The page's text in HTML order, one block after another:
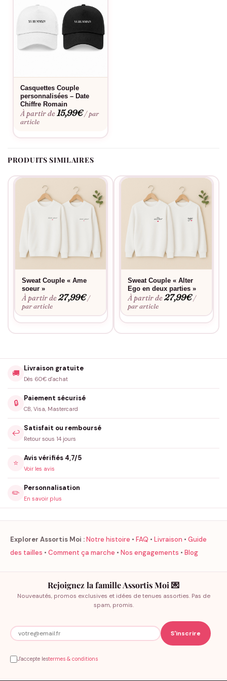
partenaire. Choisissez vos couleurs préférées et faites de ces
casquettes une part régulière de votre garde-robe de couple.
Laissez ces casquettes être un rappel constant de votre
amour unique et partagé.
Casquettes Couple
personnalisées – Date
Chiffre Romain
À partir de15,99€ / par
article
PRODUITS SIMILAIRES
Sweat Couple « Ame
soeur »
À partir de27,99€ /
par article
Sweat Couple « Alter
Ego en deux parties »
À partir de27,99€ /
par article
🚚
Livraison gratuite
Dès 60€ d'achat
🔒
Paiement sécurisé
CB, Visa, Mastercard
↩️
Satisfait ou remboursé
Retour sous 14 jours
⭐
Avis vérifiés 4,7/5
Voir les avis
✏️
Personnalisation
En savoir plus
Explorer Assortis Moi :Notre histoire • FAQ • Livraison • Guide
des tailles • Comment ça marche • Nos engagements • Blog
Rejoignez la famille Assortis Moi 💌
Nouveautés, promos exclusives et idées de tenues assorties. Pas de
spam, promis.
J'accepte lestermes & conditions